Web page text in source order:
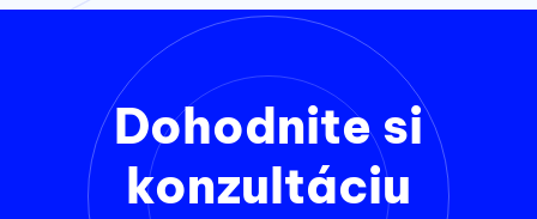
Dohodnite si
konzultáciu